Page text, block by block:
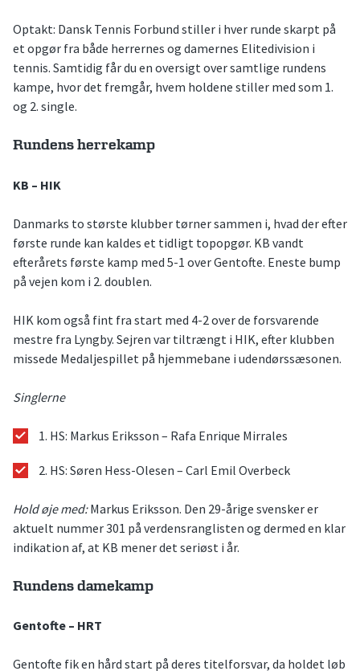
Optakt: Dansk Tennis Forbund stiller i hver runde skarpt på
et opgør fra både herrernes og damernes Elitedivision i
tennis. Samtidig får du en oversigt over samtlige rundens
kampe, hvor det fremgår, hvem holdene stiller med som 1.
og 2. single.
Rundens herrekamp
KB – HIK
Danmarks to største klubber tørner sammen i, hvad der efter
første runde kan kaldes et tidligt topopgør. KB vandt
efterårets første kamp med 5-1 over Gentofte. Eneste bump
på vejen kom i 2. doublen.
HIK kom også fint fra start med 4-2 over de forsvarende
mestre fra Lyngby. Sejren var tiltrængt i HIK, efter klubben
missede Medaljespillet på hjemmebane i udendørssæsonen.
Singlerne
1. HS: Markus Eriksson – Rafa Enrique Mirrales
2. HS: Søren Hess-Olesen – Carl Emil Overbeck
Hold øje med:Markus Eriksson. Den 29-årige svensker er
aktuelt nummer 301 på verdensranglisten og dermed en klar
indikation af, at KB mener det seriøst i år.
Rundens damekamp
Gentofte – HRT
Gentofte fik en hård start på deres titelforsvar, da holdet løb